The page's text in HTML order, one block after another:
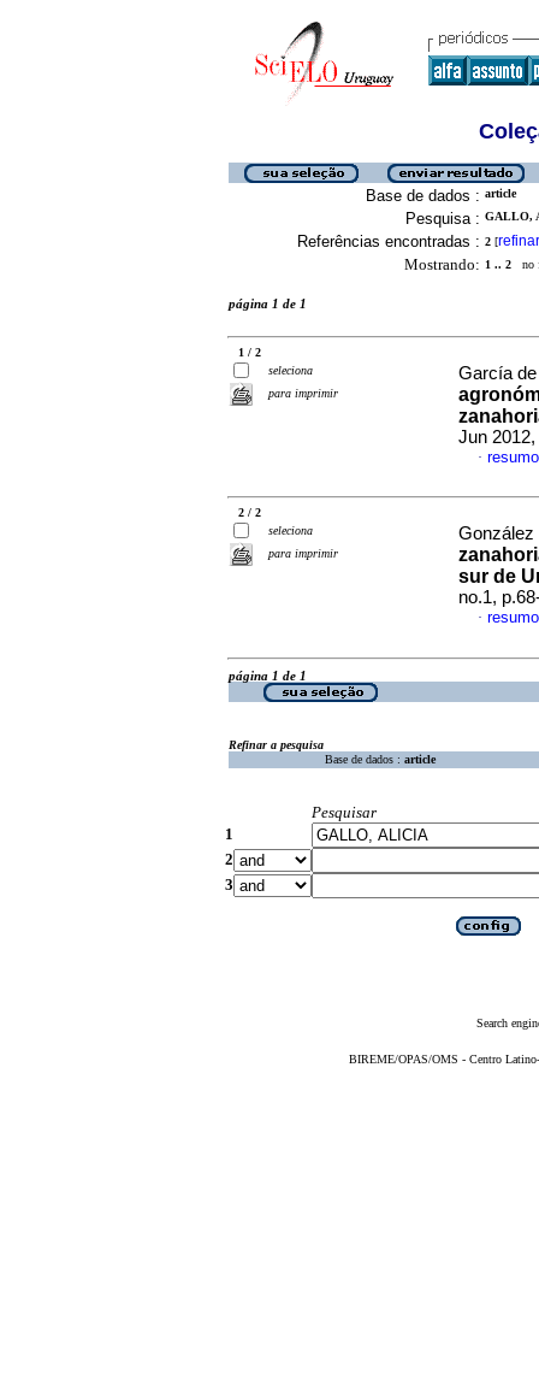
Base de dados : article
Pesquisa : GALLO,
Referências encontradas : 2 [refinar
Mostrando: 1 .. 2 no
página 1 de 1
1 / 2
seleciona
para imprimir
García
Jun
·
2 / 2
seleciona
para imprimir
sur de
no.1,
·
página 1 de 1
Refinar a pesquisa
Base de dados : article
Pesquisar
1
2
3
Search
BIREME/OPAS/OMS - Centro Latino-